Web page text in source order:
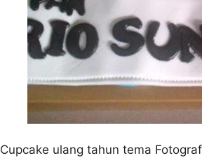
Cupcake ulang tahun tema